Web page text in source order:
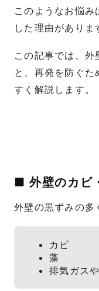
このようなお悩み
した理由がありま
この記事では、外
と、再発を防ぐ
すく解説します。
■ 外壁のカビ
外壁の黒ずみの多
カビ
藻
排気ガス